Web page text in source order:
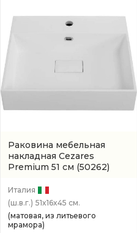
Раковина мебельная
накладная Cezares
Premium 51 см (50262)
Италия
(ш.в.г.) 51x16x45 см.
(матовая, из литьевого
мрамора)